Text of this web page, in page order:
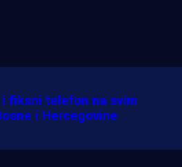
fiksni telefon na svim
i Hercegovine